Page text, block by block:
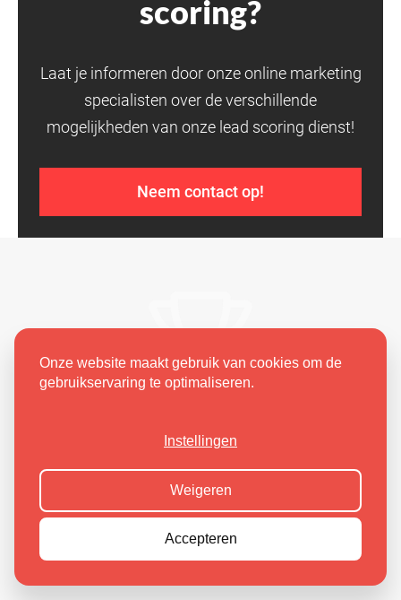
scoring?
Laat je informeren door onze online marketing
specialisten over de verschillende
mogelijkheden van onze lead scoring dienst!
Neem contact op!
Onze website maakt gebruik van cookies om de
gebruikservaring te optimaliseren.
Instellingen
Weigeren
Accepteren